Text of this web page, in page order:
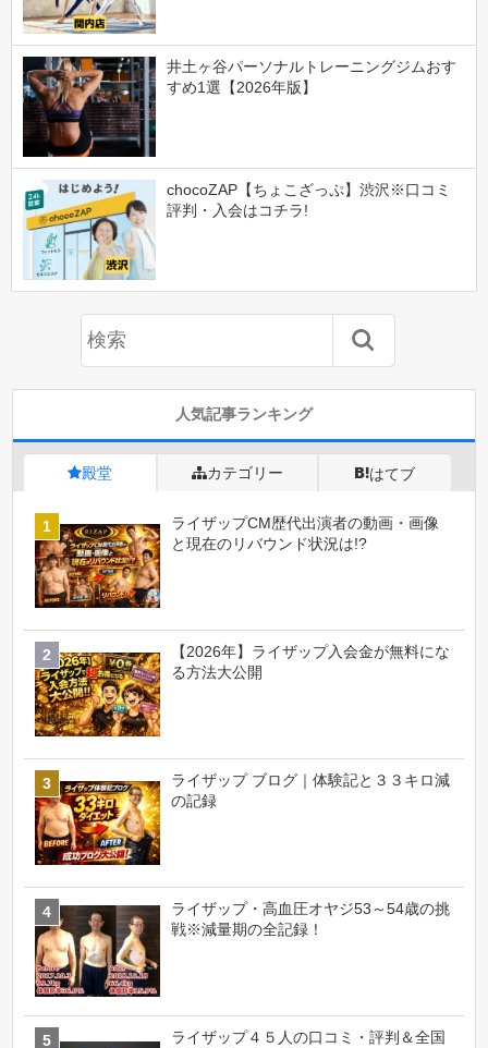
井土ヶ谷パーソナルトレーニングジムおす
すめ1選【2026年版】
chocoZAP【ちょこざっぷ】渋沢※口コミ
評判・入会はコチラ!
人気記事ランキング
殿堂 カテゴリー はてブ
ライザップCM歴代出演者の動画・画像
と現在のリバウンド状況は!?
【2026年】ライザップ入会金が無料にな
る方法大公開
ライザップ ブログ｜体験記と３３キロ減
の記録
ライザップ・高血圧オヤジ53～54歳の挑
戦※減量期の全記録！
ライザップ４５人の口コミ・評判＆全国